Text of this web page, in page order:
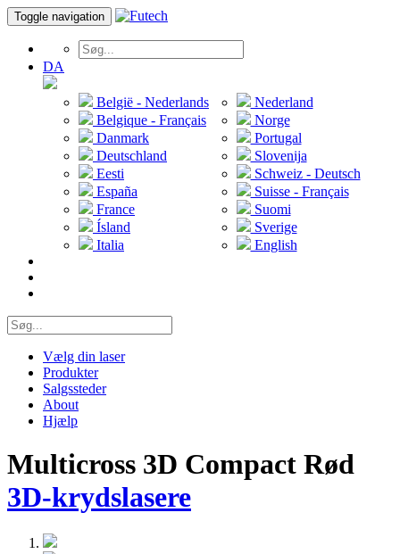
Toggle navigation
DA
België - Nederlands
Belgique - Français
Danmark
Deutschland
Eesti
España
France
Ísland
Italia
Nederland
Norge
Portugal
Slovenija
Schweiz - Deutsch
Suisse - Français
Suomi
Sverige
English
Vælg din laser
Produkter
Salgssteder
About
Hjælp
Multicross 3D Compact Rød
3D-krydslasere